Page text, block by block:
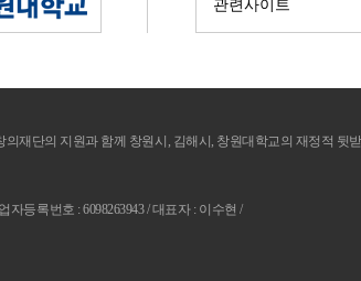
재단의 지원과 함께 창원시, 김해시, 창원대학교의 재정적 뒷
등록번호 : 6098263943 / 대표자 : 이수현 /